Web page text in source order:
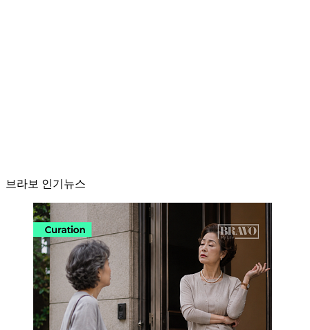
브라보 인기뉴스